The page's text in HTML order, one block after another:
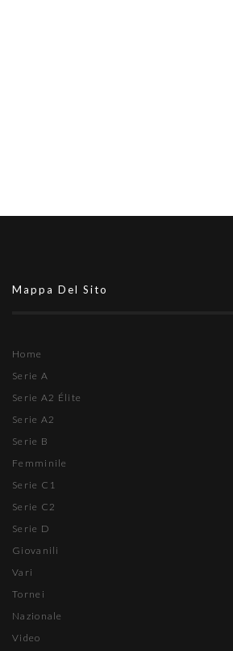
Mappa Del Sito
Home
Serie A
Serie A2 Élite
Serie A2
Serie B
Femminile
Serie C1
Serie C2
Serie D
Giovanili
Vari
Tornei
Nazionale
Video